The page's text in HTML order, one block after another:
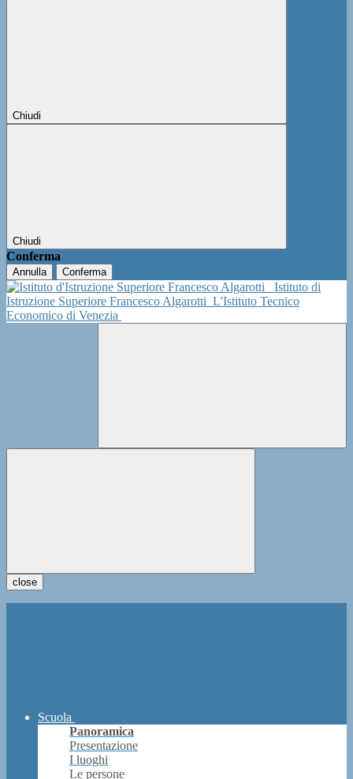
Chiudi
Chiudi
Conferma
Annulla Conferma
Istituto di
Istruzione Superiore Francesco Algarotti L'Istituto Tecnico
Economico di Venezia
close
Scuola
Panoramica
Presentazione
I luoghi
Le persone